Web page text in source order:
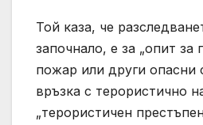
Той каза, че
започнало, е за „опит за
пожар или други опасни
връзка с терористично
„терористичен